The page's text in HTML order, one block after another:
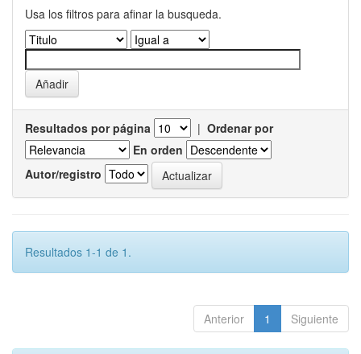
Usa los filtros para afinar la busqueda.
Resultados por página | Ordenar por
En orden
Autor/registro
Resultados 1-1 de 1.
Anterior 1 Siguiente